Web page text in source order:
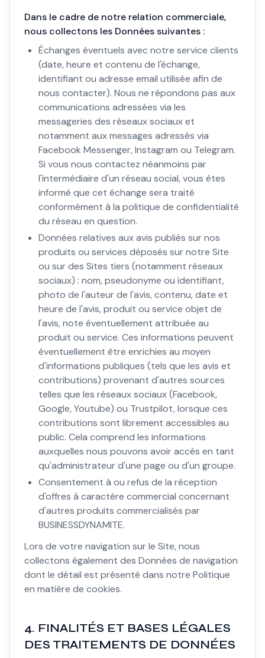
Dans le cadre de notre relation commerciale,
nous collectons les Données suivantes :
Échanges éventuels avec notre service clients
(date, heure et contenu de l'échange,
identifiant ou adresse email utilisée afin de
nous contacter). Nous ne répondons pas aux
communications adressées via les
messageries des réseaux sociaux et
notamment aux messages adressés via
Facebook Messenger, Instagram ou Telegram.
Si vous nous contactez néanmoins par
l'intermédiaire d'un réseau social, vous êtes
informé que cet échange sera traité
conformément à la politique de confidentialité
du réseau en question.
Données relatives aux avis publiés sur nos
produits ou services déposés sur notre Site
ou sur des Sites tiers (notamment réseaux
sociaux) : nom, pseudonyme ou identifiant,
photo de l'auteur de l'avis, contenu, date et
heure de l'avis, produit ou service objet de
l'avis, note éventuellement attribuée au
produit ou service. Ces informations peuvent
éventuellement être enrichies au moyen
d'informations publiques (tels que les avis et
contributions) provenant d'autres sources
telles que les réseaux sociaux (Facebook,
Google, Youtube) ou Trustpilot, lorsque ces
contributions sont librement accessibles au
public. Cela comprend les informations
auxquelles nous pouvons avoir accès en tant
qu'administrateur d'une page ou d'un groupe.
Consentement à ou refus de la réception
d'offres à caractère commercial concernant
d'autres produits commercialisés par
BUSINESSDYNAMITE.
Lors de votre navigation sur le Site, nous
collectons également des Données de navigation
dont le détail est présenté dans notre Politique
en matière de cookies.
4. FINALITÉS ET BASES LÉGALES
DES TRAITEMENTS DE DONNÉES